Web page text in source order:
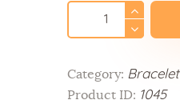
Category: Bracelet
Product ID: 1045